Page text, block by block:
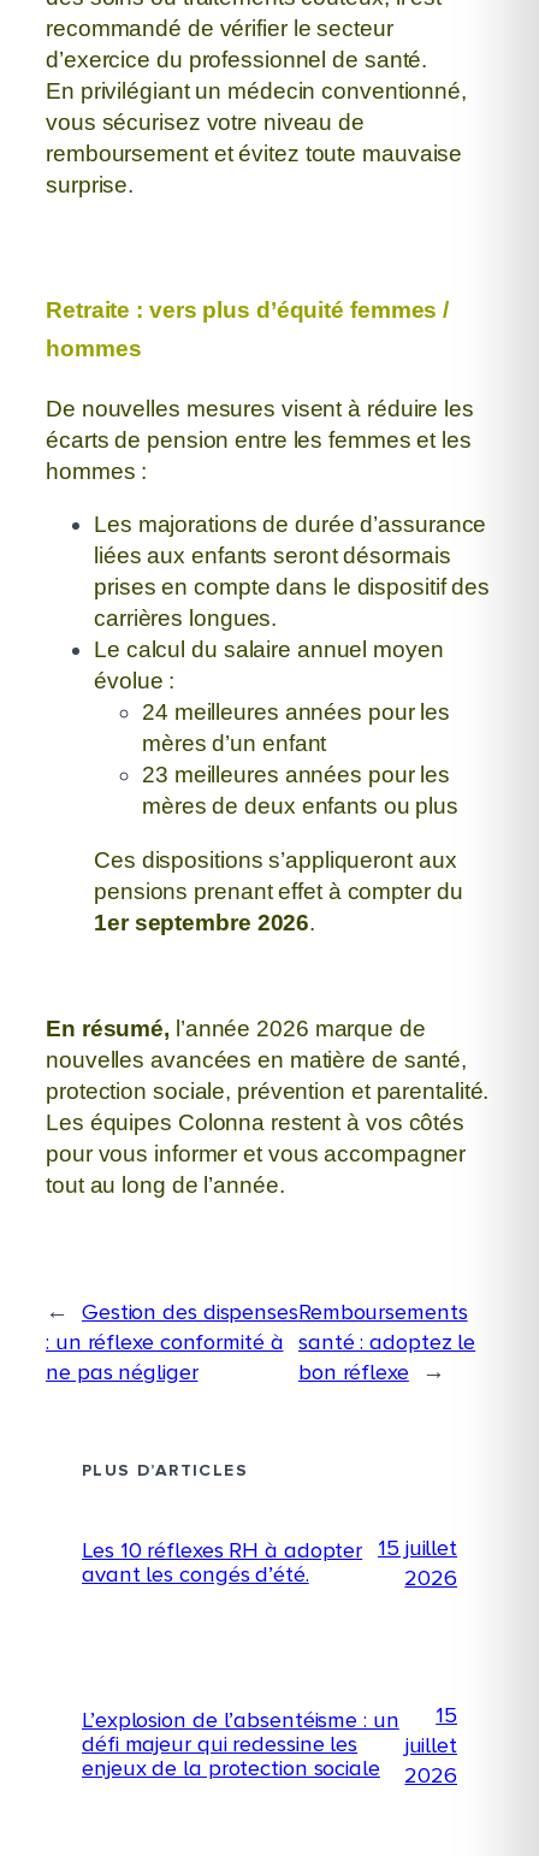
recommandé de vérifier le secteur
d’exercice du professionnel de santé.
En privilégiant un médecin conventionné,
vous sécurisez votre niveau de
remboursement et évitez toute mauvaise
surprise.
Retraite : vers plus d’équité femmes /
hommes
De nouvelles mesures visent à réduire les
écarts de pension entre les femmes et les
hommes :
Les majorations de durée d’assurance
liées aux enfants seront désormais
prises en comptedans le dispositif des
carrières longues.
Le calcul du salaire annuel moyen
évolue :
24 meilleures années pour les
mères d’un enfant
23 meilleures années pour les
mères de deux enfants ou plus
Ces dispositions s’appliqueront aux
pensions prenant effet à compter du
1er septembre 2026.
En résumé, l’année 2026 marque de
nouvelles avancées en matière de santé,
protection sociale, prévention et parentalité.
Les équipes Colonna restent à vos côtés
pour vous informeret vous accompagner
tout au long de l’année.
←
Gestion des dispenses
: un réflexe conformité à
ne pas négliger
Remboursements
santé : adoptez le
bon réflexe
→
PLUS D’ARTICLES
Les 10 réflexes RH à adopter
avant les congés d’été.
15 juillet
2026
L’explosion de l’absentéisme : un
défi majeur qui redessine les
enjeux de la protection sociale
15
juillet
2026